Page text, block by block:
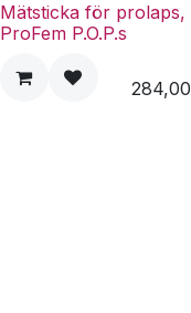
Mätsticka för prolaps,
ProFem P.O.P.s
284,00